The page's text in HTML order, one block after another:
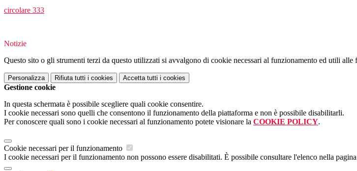
circolare 333
Notizie
Questo sito o gli strumenti terzi da questo utilizzati si avvalgono di cookie necessari al funzionamento ed utili alle
Personalizza Rifiuta tutti i cookies Accetta tutti i cookies
Gestione cookie
In questa schermata è possibile scegliere quali cookie consentire.
I cookie necessari sono quelli che consentono il funzionamento della piattaforma e non è possibile disabilitarli.
Per conoscere quali sono i cookie necessari al funzionamento potete visionare la COOKIE POLICY.
Cookie necessari per il funzionamento
I cookie necessari per il funzionamento non possono essere disabilitati. È possibile consultare l'elenco nella